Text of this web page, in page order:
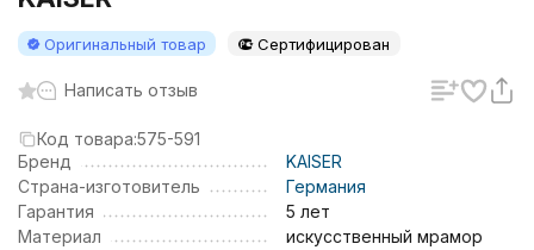
Оригинальный товар Сертифицирован
Написать отзыв
Код товара:575-591
Бренд
KAISER
Страна-изготовитель
Германия
Гарантия
5 лет
Материал
искусственный мрамор